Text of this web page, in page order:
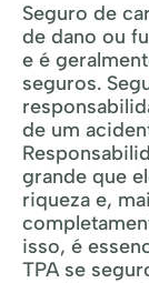
Seguro de
de dano ou
e é
seguros.
de um
grande que
riqueza e,
isso, é
TPA se